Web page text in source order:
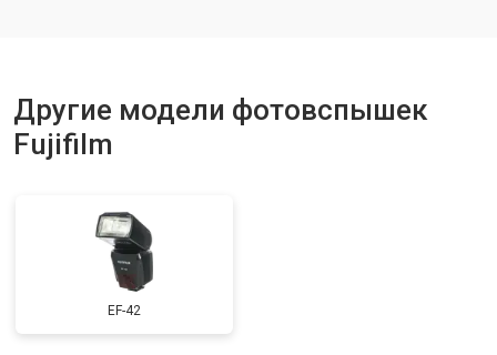
Другие модели фотовспышек
Fujifilm
EF-42